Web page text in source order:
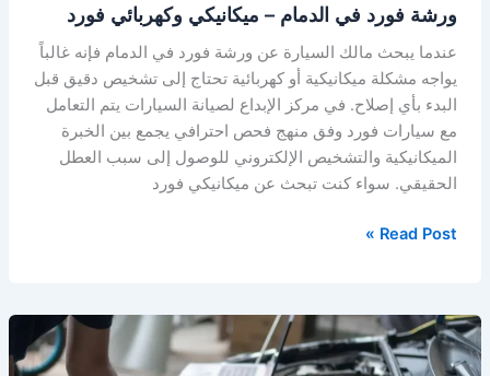
ورشة فورد في الدمام – ميكانيكي وكهربائي فورد
عندما يبحث مالك السيارة عن ورشة فورد في الدمام فإنه غالباً
يواجه مشكلة ميكانيكية أو كهربائية تحتاج إلى تشخيص دقيق قبل
البدء بأي إصلاح. في مركز الإبداع لصيانة السيارات يتم التعامل
مع سيارات فورد وفق منهج فحص احترافي يجمع بين الخبرة
الميكانيكية والتشخيص الإلكتروني للوصول إلى سبب العطل
الحقيقي. سواء كنت تبحث عن ميكانيكي فورد
Read Post »
ورشة
ميكانيكي